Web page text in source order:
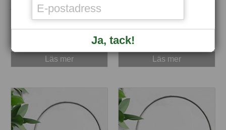
Jutesnöre, natur 80 m
Läs mer
25 kr
Läs mer
Ja, tack!